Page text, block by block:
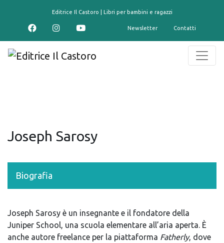
Editrice Il Castoro | Libri per bambini e ragazzi
Newsletter Contatti
Joseph Sarosy
Biografia
Joseph Sarosy è un insegnante e il fondatore della
Juniper School, una scuola elementare all’aria aperta. È
anche autore freelance per la piattaforma Fatherly, dove